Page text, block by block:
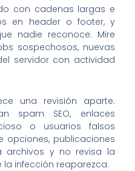
con cadenas largas e
en header o footer, y
nadie reconoce. Mire
sospechosos, nuevas
servidor con actividad
una revisión aparte.
spam SEO, enlaces
o usuarios falsos
opciones, publicaciones
archivos y no revisa la
infección reaparezca.